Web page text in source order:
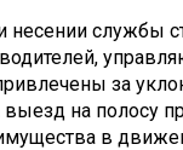
несении службы
за
на полосу
в